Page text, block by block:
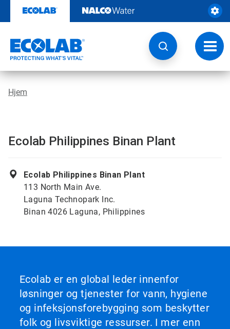
til
Veksle
Hjem
Ecolab Philippines Binan Plant
Ecolab Philippines Binan Plant
113 North Main Ave.
Laguna Technopark Inc.
Binan 4026 Laguna, Philippines
Ecolab er en global leder innenfor
løsninger og tjenester for vann, hygiene
og infeksjonsforebygging som beskytter
folk og livsviktige ressurser. I mer enn